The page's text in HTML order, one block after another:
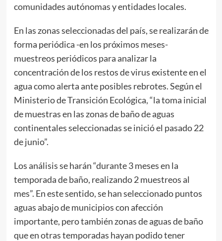
comunidades autónomas y entidades locales.
En las zonas seleccionadas del país, se realizarán de
forma periódica -en los próximos meses-
muestreos periódicos para analizar la
concentración de los restos de virus existente en el
agua como alerta ante posibles rebrotes. Según el
Ministerio de Transición Ecológica, “la toma inicial
de muestras en las zonas de baño de aguas
continentales seleccionadas se inició el pasado 22
de junio”.
Los análisis se harán “durante 3 meses en la
temporada de baño, realizando 2 muestreos al
mes”. En este sentido, se han seleccionado puntos
aguas abajo de municipios con afección
importante, pero también zonas de aguas de baño
que en otras temporadas hayan podido tener